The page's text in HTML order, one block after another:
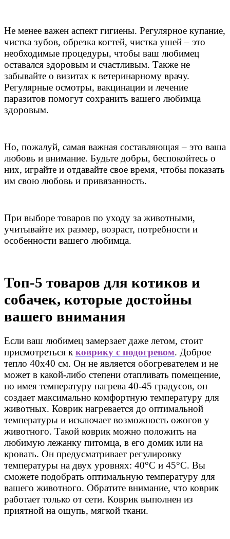
Не менее важен аспект гигиены. Регулярное купание,
чистка зубов, обрезка когтей, чистка ушей – это
необходимые процедуры, чтобы ваш любимец
оставался здоровым и счастливым. Также не
забывайте о визитах к ветеринарному врачу.
Регулярные осмотры, вакцинации и лечение
паразитов помогут сохранить вашего любимца
здоровым.
Но, пожалуй, самая важная составляющая – это ваша
любовь и внимание. Будьте добры, беспокойтесь о
них, играйте и отдавайте свое время, чтобы показать
им свою любовь и привязанность.
При выборе товаров по уходу за животными,
учитывайте их размер, возраст, потребности и
особенности вашего любимца.
Топ-5 товаров для котиков и
собачек, которые достойны
вашего внимания
Если ваш любимец замерзает даже летом, стоит
присмотреться кковрику с подогревом. Доброе
тепло 40х40 см. Он не является обогревателем и не
может в какой-либо степени отапливать помещение,
но имея температуру нагрева 40-45 градусов, он
создает максимально комфортную температуру для
животных. Коврик нагревается до оптимальной
температуры и исключает возможность ожогов у
животного. Такой коврик можно положить на
любимую лежанку питомца, в его домик или на
кровать. Он предусматривает регулировку
температуры на двух уровнях: 40°С и 45°С. Вы
сможете подобрать оптимальную температуру для
вашего животного. Обратите внимание, что коврик
работает только от сети. Коврик выполнен из
приятной на ощупь, мягкой ткани.